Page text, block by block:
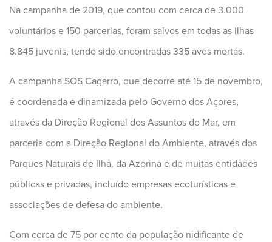
Na campanha de 2019, que contou com cerca de 3.000
voluntários e 150 parcerias, foram salvos em todas as ilhas
8.845 juvenis, tendo sido encontradas 335 aves mortas.
A campanha SOS Cagarro, que decorre até 15 de novembro,
é coordenada e dinamizada pelo Governo dos Açores,
através da Direção Regional dos Assuntos do Mar, em
parceria com a Direção Regional do Ambiente, através dos
Parques Naturais de Ilha, da Azorina e de muitas entidades
públicas e privadas, incluído empresas ecoturísticas e
associações de defesa do ambiente.
Com cerca de 75 por cento da população nidificante de